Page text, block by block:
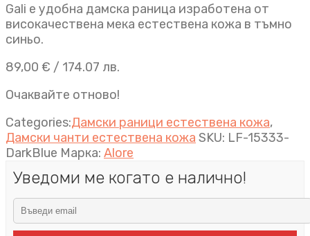
Gali е удобна дамска раница изработена от
високачествена мека естествена кожа в тъмно
синьо.
89,00 € / 174.07 лв.
Очаквайте отново!
Categories:Дамски раници естествена кожа,
Дамски чанти естествена кожа SKU: LF-15333-
DarkBlue Марка: Alore
Уведоми ме когато е налично!